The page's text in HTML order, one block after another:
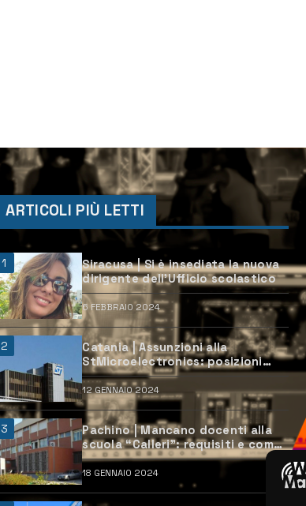
ARTICOLI PIÙ LETTI
1
Siracusa | Si è insediata la nuova
dirigente dell’Ufficio scolastico
6 FEBBRAIO 2024
2
Catania | Assunzioni alla
StMicroelectronics: posizioni
aperte e come candidarsi
12 GENNAIO 2024
3
Pachino | Mancano docenti alla
scuola “Calleri”: requisiti e come
candidarsi
18 GENNAIO 2024